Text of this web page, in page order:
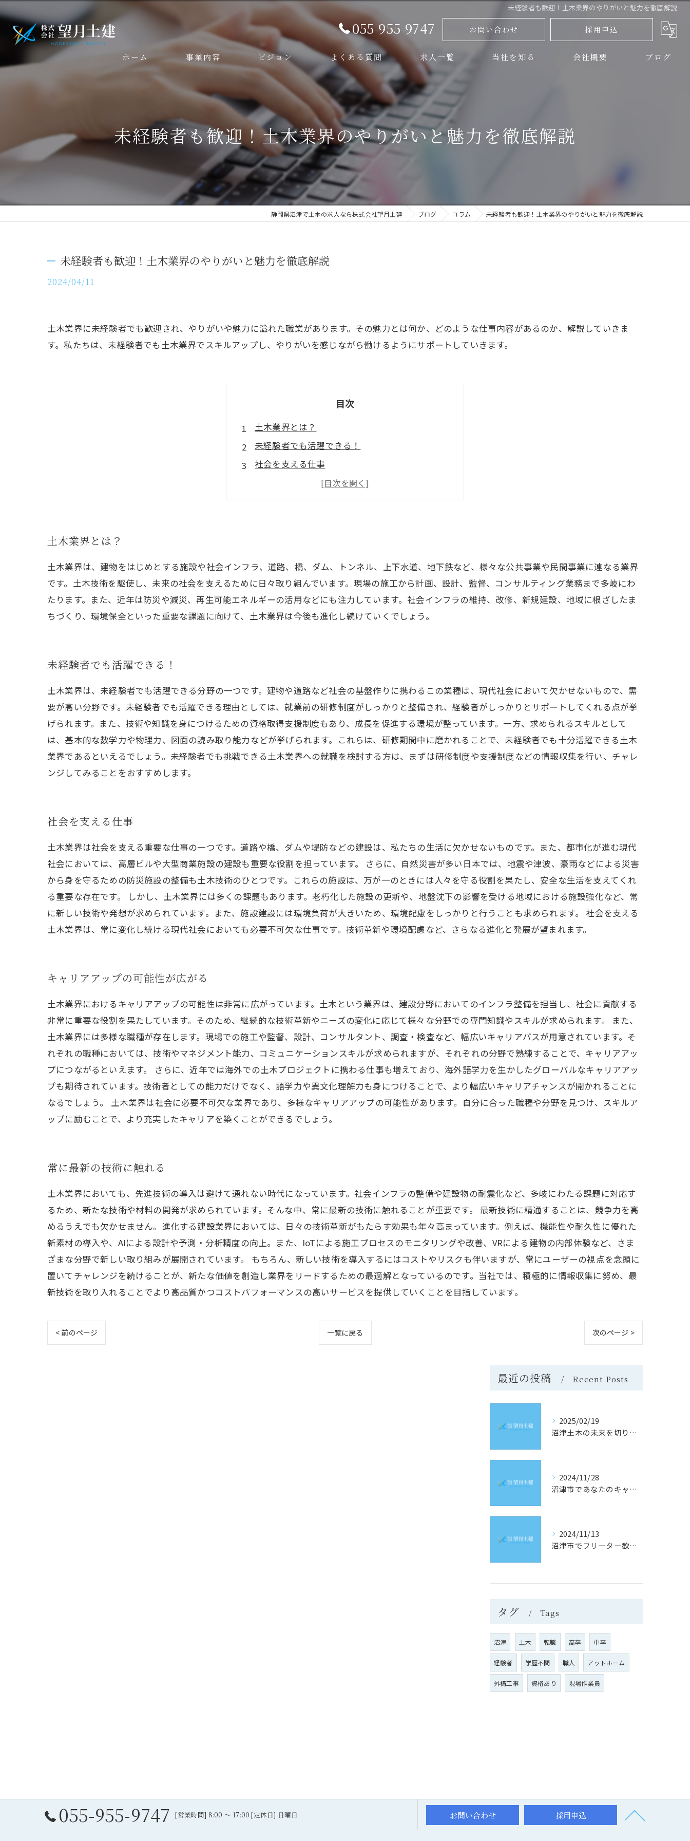
未経験者も歓迎！土木業界のやりがいと魅力を徹底解説
055-955-9747 お問い合わせ 採用申込
ホーム 事業内容 ビジョン よくある質問 求人一覧 当社を知る
正社員
会社概要 ブログ
未経験者も歓迎！土木業界のやりがいと魅力を徹底解説
静岡県沼津で土木の求人なら株式会社望月土建 ブログ コラム 未経験者も歓迎！土木業界のやりがいと魅力を徹底解説
未経験者も歓迎！土木業界のやりがいと魅力を徹底解説
2024/04/11
土木業界に未経験者でも歓迎され、やりがいや魅力に溢れた職業があります。その魅力とは何か、どのような仕事内容があるのか、解説していきま
す。私たちは、未経験者でも土木業界でスキルアップし、やりがいを感じながら働けるようにサポートしていきます。
目次
土木業界とは？
未経験者でも活躍できる！
社会を支える仕事
キャリアアップの可能性が広がる
常に最新の技術に触れる
土木業界とは？
土木業界は、建物をはじめとする施設や社会インフラ、道路、橋、ダム、トンネル、上下水道、地下鉄など、様々な公共事業や民間事業に連なる業界
です。土木技術を駆使し、未来の社会を支えるために日々取り組んでいます。現場の施工から計画、設計、監督、コンサルティング業務まで多岐にわ
たります。また、近年は防災や減災、再生可能エネルギーの活用などにも注力しています。社会インフラの維持、改修、新規建設、地域に根ざしたま
ちづくり、環境保全といった重要な課題に向けて、土木業界は今後も進化し続けていくでしょう。
未経験者でも活躍できる！
土木業界は、未経験者でも活躍できる分野の一つです。建物や道路など社会の基盤作りに携わるこの業種は、現代社会において欠かせないもので、需
要が高い分野です。未経験者でも活躍できる理由としては、就業前の研修制度がしっかりと整備され、経験者がしっかりとサポートしてくれる点が挙
げられます。また、技術や知識を身につけるための資格取得支援制度もあり、成長を促進する環境が整っています。一方、求められるスキルとして
は、基本的な数学力や物理力、図面の読み取り能力などが挙げられます。これらは、研修期間中に磨かれることで、未経験者でも十分活躍できる土木
業界であるといえるでしょう。未経験者でも挑戦できる土木業界への就職を検討する方は、まずは研修制度や支援制度などの情報収集を行い、チャレ
ンジしてみることをおすすめします。
社会を支える仕事
土木業界は社会を支える重要な仕事の一つです。道路や橋、ダムや堤防などの建設は、私たちの生活に欠かせないものです。また、都市化が進む現代
社会においては、高層ビルや大型商業施設の建設も重要な役割を担っています。 さらに、自然災害が多い日本では、地震や津波、豪雨などによる災害
から身を守るための防災施設の整備も土木技術のひとつです。これらの施設は、万が一のときには人々を守る役割を果たし、安全な生活を支えてくれ
る重要な存在です。 しかし、土木業界には多くの課題もあります。老朽化した施設の更新や、地盤沈下の影響を受ける地域における施設強化など、常
に新しい技術や発想が求められています。また、施設建設には環境負荷が大きいため、環境配慮をしっかりと行うことも求められます。 社会を支える
土木業界は、常に変化し続ける現代社会においても必要不可欠な仕事です。技術革新や環境配慮など、さらなる進化と発展が望まれます。
キャリアアップの可能性が広がる
土木業界におけるキャリアアップの可能性は非常に広がっています。土木という業界は、建設分野においてのインフラ整備を担当し、社会に貢献する
非常に重要な役割を果たしています。そのため、継続的な技術革新やニーズの変化に応じて様々な分野での専門知識やスキルが求められます。 また、
土木業界には多様な職種が存在します。現場での施工や監督、設計、コンサルタント、調査・検査など、幅広いキャリアパスが用意されています。そ
れぞれの職種においては、技術やマネジメント能力、コミュニケーションスキルが求められますが、それぞれの分野で熟練することで、キャリアアッ
プにつながるといえます。 さらに、近年では海外での土木プロジェクトに携わる仕事も増えており、海外語学力を生かしたグローバルなキャリアアッ
プも期待されています。技術者としての能力だけでなく、語学力や異文化理解力も身につけることで、より幅広いキャリアチャンスが開かれることに
なるでしょう。 土木業界は社会に必要不可欠な業界であり、多様なキャリアアップの可能性があります。自分に合った職種や分野を見つけ、スキルア
ップに励むことで、より充実したキャリアを築くことができるでしょう。
常に最新の技術に触れる
土木業界においても、先進技術の導入は避けて通れない時代になっています。社会インフラの整備や建設物の耐震化など、多岐にわたる課題に対応す
るため、新たな技術や材料の開発が求められています。そんな中、常に最新の技術に触れることが重要です。 最新技術に精通することは、競争力を高
めるうえでも欠かせません。進化する建設業界においては、日々の技術革新がもたらす効果も年々高まっています。例えば、機能性や耐久性に優れた
新素材の導入や、AIによる設計や予測・分析精度の向上。また、IoTによる施工プロセスのモニタリングや改善、VRによる建物の内部体験など、さま
ざまな分野で新しい取り組みが展開されています。 もちろん、新しい技術を導入するにはコストやリスクも伴いますが、常にユーザーの視点を念頭に
置いてチャレンジを続けることが、新たな価値を創造し業界をリードするための最適解となっているのです。当社では、積極的に情報収集に努め、最
新技術を取り入れることでより高品質かつコストパフォーマンスの高いサービスを提供していくことを目指しています。
< 前のページ 一覧に戻る 次のページ >
最近の投稿 Recent Posts
2025/02/19
沼津土木の未来を切り開く！静岡県沼津市での求人情報と採用のヒント
2024/11/28
沼津市であなたのキャリアを築く！土木業界の最新求人情報をチェック
2024/11/13
沼津市でフリーター歓迎！理想の土木求人を見つけるための究極ガイド
タグ Tags
沼津 土木 転職 高卒 中卒
経験者 学歴不問 職人 アットホーム
外構工事 資格あり 現場作業員
055-955-9747 [営業時間] 8:00 ～ 17:00 [定休日] 日曜日 お問い合わせ 採用申込